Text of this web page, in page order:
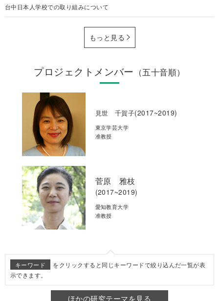
台中日本人学校での取り組みについて
もっと見る
プロジェクトメンバー （五十音順）
見世 千賀子(2017~2019)
東京学芸大学
准教授
菅原 雅枝
(2017~2019)
愛知教育大学
准教授
キーワード
をクリックすると同じキーワードで絞り込んだ一覧が表
示できます。
ほかの研究テーマを見る